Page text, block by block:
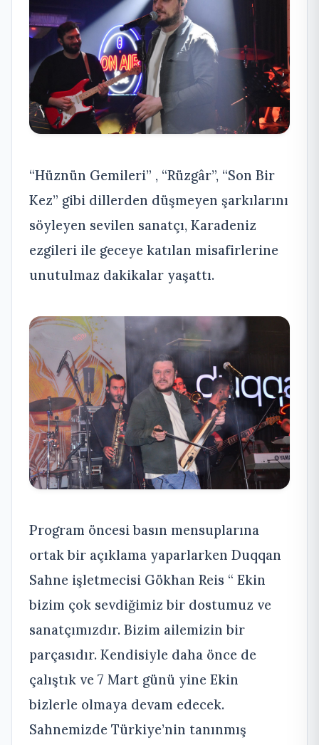
“Hüznün Gemileri” , “Rüzgâr”, “Son Bir
Kez” gibi dillerden düşmeyen şarkılarını
söyleyen sevilen sanatçı, Karadeniz
ezgileri ile geceye katılan misafirlerine
unutulmaz dakikalar yaşattı.
Program öncesi basın mensuplarına
ortak bir açıklama yaparlarken Duqqan
Sahne işletmecisi Gökhan Reis “ Ekin
bizim çok sevdiğimiz bir dostumuz ve
sanatçımızdır. Bizim ailemizin bir
parçasıdır. Kendisiyle daha önce de
çalıştık ve 7 Mart günü yine Ekin
bizlerle olmaya devam edecek.
Sahnemizde Türkiye’nin tanınmış